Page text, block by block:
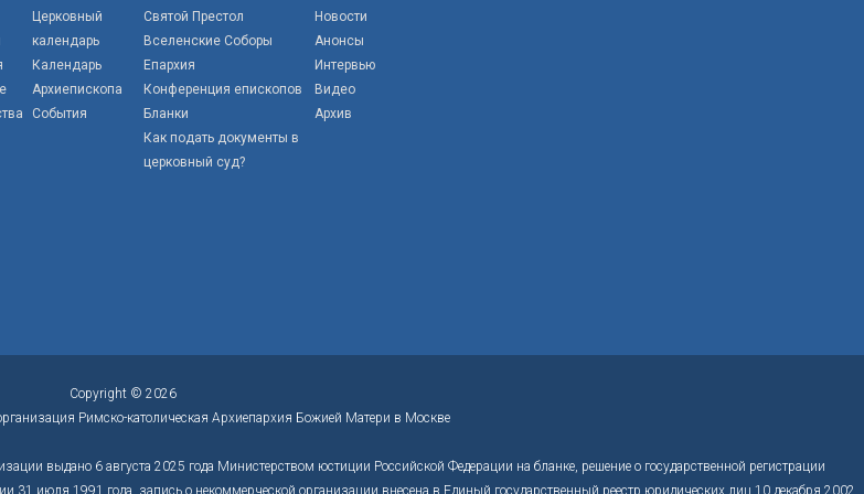
Церковный
календарь
Календарь
Архиепископа
События
Святой Престол
Вселенские Соборы
Епархия
Конференция епископов
Бланки
Как подать документы в
церковный суд?
Новости
Анонсы
Интервью
Видео
Архив
Copyright © 2026
Римско-католическая Архиепархия Божией Матери в Москве
выдано 6 августа 2025 года Министерством юстиции Российской Федерации на бланке, решение о государственной регистрации